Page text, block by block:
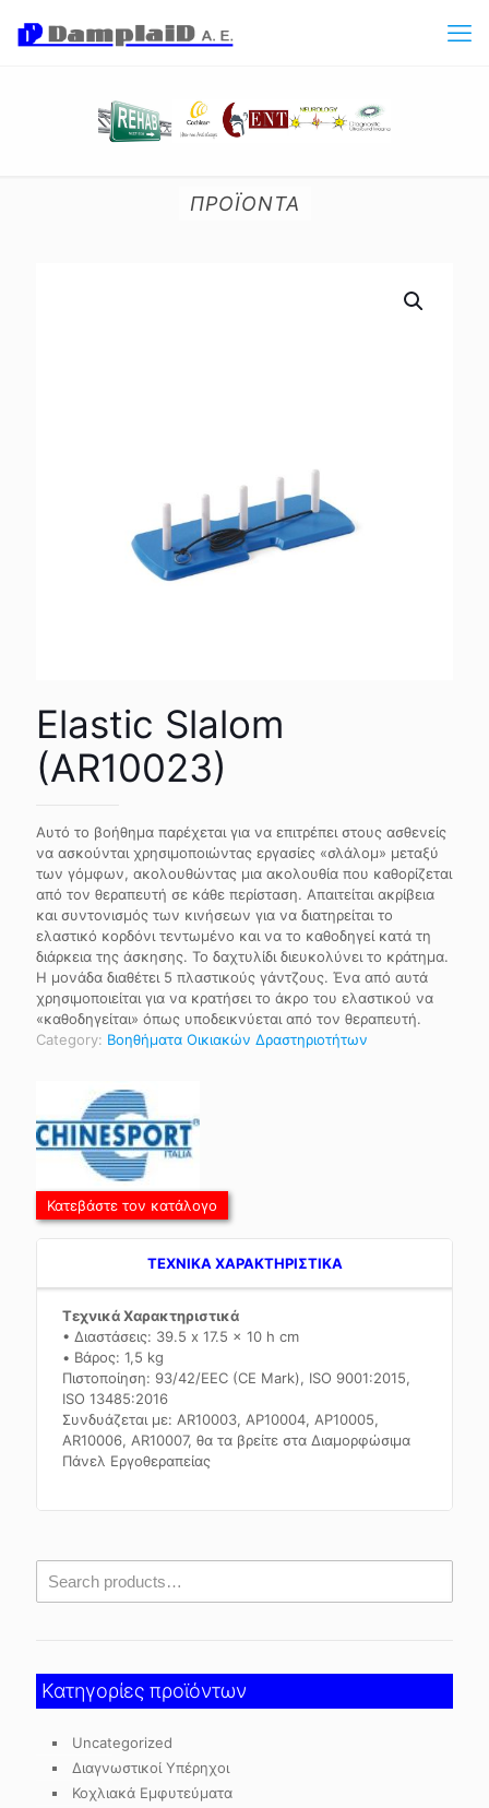
ΠΡΟΪΟΝΤΑ
Elastic Slalom
(AR10023)
Αυτό το βοήθημα παρέχεται για να επιτρέπει στους ασθενείς
να ασκούνται χρησιμοποιώντας εργασίες «σλάλομ» μεταξύ
των γόμφων, ακολουθώντας μια ακολουθία που καθορίζεται
από τον θεραπευτή σε κάθε περίσταση. Απαιτείται ακρίβεια
και συντονισμός των κινήσεων για να διατηρείται το
ελαστικό κορδόνι τεντωμένο και να το καθοδηγεί κατά τη
διάρκεια της άσκησης. Το δαχτυλίδι διευκολύνει το κράτημα.
Η μονάδα διαθέτει 5 πλαστικούς γάντζους. Ένα από αυτά
χρησιμοποιείται για να κρατήσει το άκρο του ελαστικού να
«καθοδηγείται» όπως υποδεικνύεται από τον θεραπευτή.
Category: Βοηθήματα Οικιακών Δραστηριοτήτων
Κατεβάστε τον κατάλογο
TEXNIKA ΧΑΡΑΚΤΗΡΙΣΤΙΚΑ
Τεχνικά Χαρακτηριστικά
• Διαστάσεις: 39.5 x 17.5 x 10 h cm
• Βάρος: 1,5 kg
Πιστοποίηση: 93/42/EEC (CE Mark), ISO 9001:2015,
ISO 13485:2016
Συνδυάζεται με: AR10003, ΑΡ10004, ΑΡ10005,
AR10006, AR10007, θα τα βρείτε στα Διαμορφώσιμα
Πάνελ Εργοθεραπείας
Κατηγορίες προϊόντων
Uncategorized
Διαγνωστικοί Υπέρηχοι
Κοχλιακά Εμφυτεύματα